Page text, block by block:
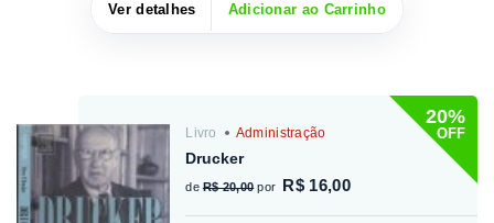
Ver detalhes Adicionar ao Carrinho
20%
OFF
Livro Administração
Drucker
de R$ 20,00 por R$ 16,00